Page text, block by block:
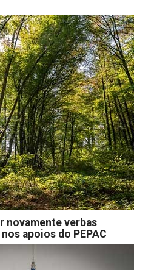
novamente verbas
apoios do PEPAC